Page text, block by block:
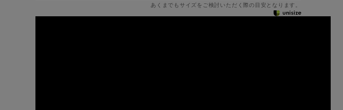
あくまでもサイズをご検討いただく際の目安となります。